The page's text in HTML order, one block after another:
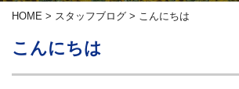
HOME > スタッフブログ > こんにちは
こんにちは